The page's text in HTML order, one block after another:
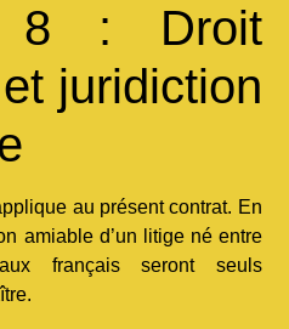
8 : Droit
juridiction
au présent contrat. En
amiable d’un litige né entre
français seront seuls